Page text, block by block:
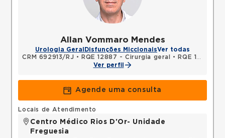
Allan Vommaro Mendes
Urologia Geral Disfunções MiccionaisVer todas
CRM 692913/RJ • RQE 12887 - Cirurgia geral •
RQE 12888 - Urologia
Ver perfil
Agende uma consulta
Locais de Atendimento
Centro Médico Rios D'Or- Unidade
Freguesia